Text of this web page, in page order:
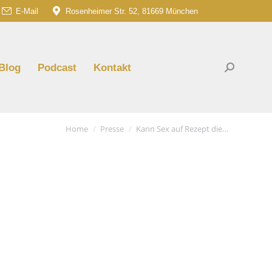
E-Mail Rosenheimer Str. 52, 81669 München
Podcast Kontakt Search:
You are here:
Home Presse Kann Sex auf Rezept die…